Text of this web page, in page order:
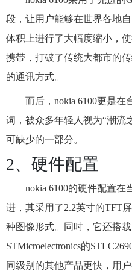
段，让用户能够在世界各地
体积上进行了大幅度缩小，
携带，打破了传统大都市的
的通讯方式。
而后，nokia 6100更是在
词，被众多年轻人视为“潮流
可缺少的一部分。
2、硬件配置
nokia 6100的硬件配置
进，其采用了2.2英寸的TFT
种图像形式。同时，它还搭
STMicroelectronics的
同级别的其他产品更快，用